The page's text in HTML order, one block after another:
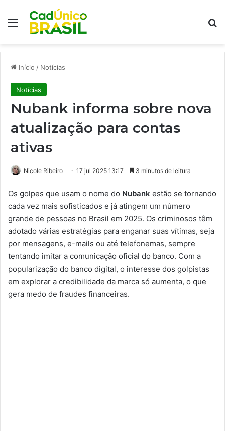
Menu
Início / Notícias
Notícias
Nubank informa sobre nova
atualização para contas
ativas
Nicole Ribeiro 17 jul 2025 13:17 3 minutos de leitura
Os golpes que usam o nome do Nubank estão se tornando
cada vez mais sofisticados e já atingem um número
grande de pessoas no Brasil em 2025. Os criminosos têm
adotado várias estratégias para enganar suas vítimas, seja
por mensagens, e-mails ou até telefonemas, sempre
tentando imitar a comunicação oficial do banco. Com a
popularização do banco digital, o interesse dos golpistas
em explorar a credibilidade da marca só aumenta, o que
gera medo de fraudes financeiras.